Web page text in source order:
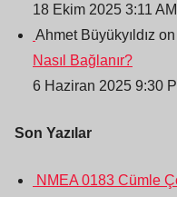
18 Ekim 2025 3:11 AM
Ahmet Büyükyıldız on
Nasıl Bağlanır?
6 Haziran 2025 9:30
Son Yazılar
NMEA 0183 Cümle